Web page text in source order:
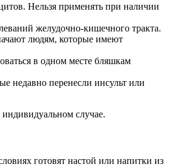
Нельзя применять при наличии
желудочно-кишечного тракта.
людям, которые имеют
в одном месте бляшкам
недавно перенесли инсульт или
случае.
готовят настой или напитки из